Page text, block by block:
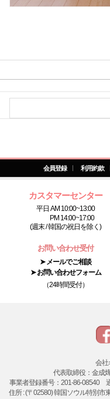
会員登録 利用約款
カスタマーセンター
平日 AM 10:00~13:00
PM 14:00~17:00
(週末 / 韓国の祝日を除く)
お問い合わせ受付
➤ メールでご相談
➤ お問い合わせフォーム
（24時間受付）
会社
代表取締役：金
事業者登録番号：201-86-08540
住所 : (〒02580) 韓国ソウル特別市